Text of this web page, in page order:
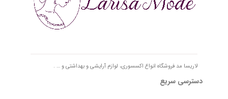
لاریسا مد فروشگاه انواع اکسسوری، لوازم آرایشی و بهداشتی و … .
دسترسی سریع